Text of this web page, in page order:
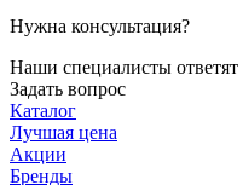
Нужна консультация?
Наши специалисты
Задать вопрос
Каталог
Лучшая цена
Акции
Бренды